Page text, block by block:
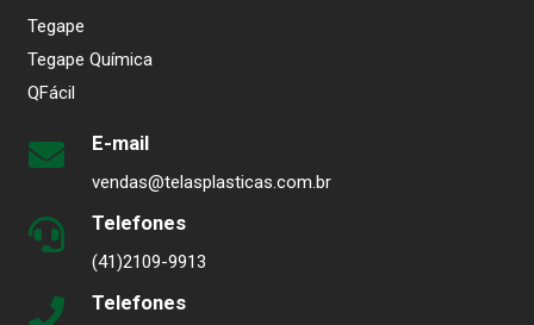
Tegape
Tegape Química
QFácil
E-mail
vendas@telasplasticas.com.br
Telefones
(41)2109-9913
Telefones